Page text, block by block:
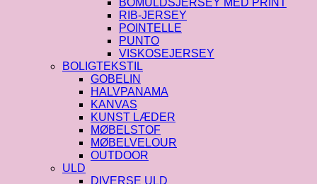
RIB-JERSEY
POINTELLE
PUNTO
VISKOSEJERSEY
BOLIGTEKSTIL
GOBELIN
HALVPANAMA
KANVAS
KUNST LÆDER
MØBELSTOF
MØBELVELOUR
OUTDOOR
ULD
DIVERSE ULD